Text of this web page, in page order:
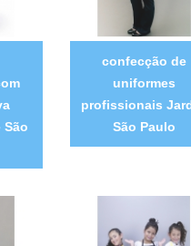
São
confecção de
uniformes
profissionais
São Paulo